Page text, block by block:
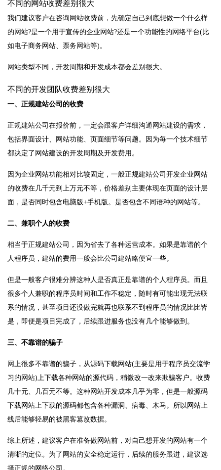
不同的网站收费差别很大
我们建议客户在咨询网站收费前，先确定自己到底想做一个什么样
的网站?是一个用于宣传的企业网站?还是一个功能性的网络平台(比
如电子商务网站、票务网站等)。
网站类型不同，开发周期和开发成本都会差别很大。
不同的开发团队收费差别很大
一、正规建站公司的收费
正规建站公司在报价前，一定会跟客户详细沟通网站建设的需求，
包括界面设计、网站功能、页面细节等问题。因为每一个技术细节
都决定了网站建设的开发周期及开发费用。
因为企业网站功能相对比较固定，一般正规建站公司开发企业网站
的收费在几千元到上万元不等，价格差别主要体现在页面的设计层
面，是否同时包含电脑版+手机版。是否包含不同语种的网站等。
二、兼职个人的收费
相当于正规建站公司，因为省去了各种运营成本。如果是靠谱的个
人程序员，建站的费用一般会比公司建站略便宜一些。
但是一般客户很难分辨这种人是否真正是靠谱的个人程序员。而且
很多个人兼职的程序员时间和工作不稳定，随时有可能出现无法联
系的情况，甚至项目还没做完就再也联系不到程序员的情况比比皆
是，即便是项目完成了，后续跟进服务也没有几个能够做到。
三、不靠谱的骗子
网上很多不靠谱的骗子，从源码下载网站(主要是用于程序员交流学
习的网站)上下载各种网站的源代码，稍微改一改来欺骗客户。收费
几十元、几百元不等。这种网站开发成本几乎为零，但是一般源码
下载网站上下载的源码都包含各种漏洞、病毒、木马。所以网站上
线后能够轻易的被黑客篡改数据。
综上所述，建议客户在准备做网站前，对自己想开发的网站有一个
清晰的定位。为了网站的安全稳定运行，后续的服务跟进，建议选
择正规的网络公司。